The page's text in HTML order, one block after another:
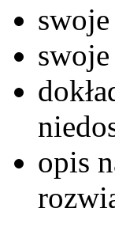
opis